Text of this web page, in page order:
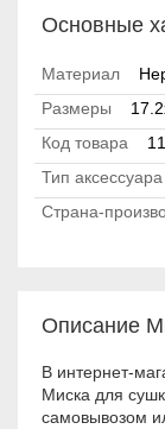
Основные
Материал
Размеры
Код товара
Тип аксессуара
Страна-
Описание
В интернет-
Миска для
самовывозом